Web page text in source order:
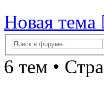
Новая тема
6 тем •